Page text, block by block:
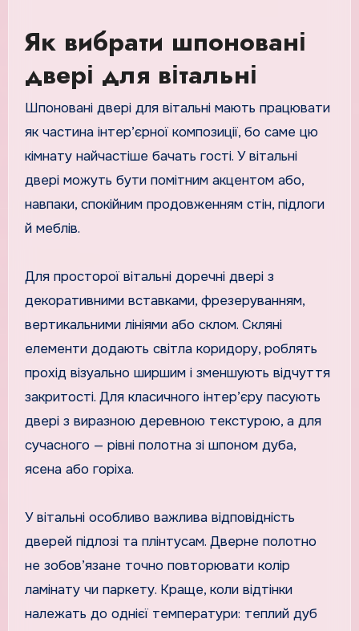
Як вибрати шпоновані
двері для вітальні
Шпоновані двері для вітальні мають працювати
як частина інтер’єрної композиції, бо саме цю
кімнату найчастіше бачать гості. У вітальні
двері можуть бути помітним акцентом або,
навпаки, спокійним продовженням стін, підлоги
й меблів.
Для просторої вітальні доречні двері з
декоративними вставками, фрезеруванням,
вертикальними лініями або склом. Скляні
елементи додають світла коридору, роблять
прохід візуально ширшим і зменшують відчуття
закритості. Для класичного інтер’єру пасують
двері з виразною деревною текстурою, а для
сучасного — рівні полотна зі шпоном дуба,
ясена або горіха.
У вітальні особливо важлива відповідність
дверей підлозі та плінтусам. Дверне полотно
не зобов’язане точно повторювати колір
ламінату чи паркету. Краще, коли відтінки
належать до однієї температури: теплий дуб